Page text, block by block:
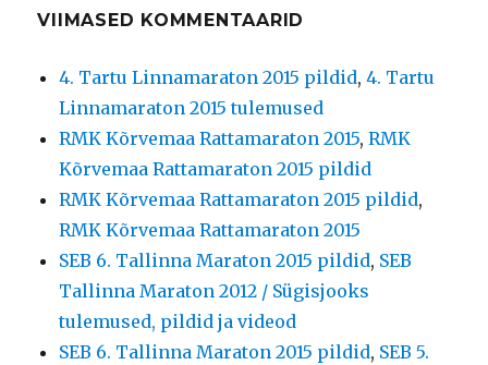
VIIMASED KOMMENTAARID
4. Tartu Linnamaraton 2015 pildid,4. Tartu
Linnamaraton 2015 tulemused
RMK Kõrvemaa Rattamaraton 2015,RMK
Kõrvemaa Rattamaraton 2015 pildid
RMK Kõrvemaa Rattamaraton 2015 pildid,
RMK Kõrvemaa Rattamaraton 2015
SEB 6. Tallinna Maraton 2015 pildid, SEB
Tallinna Maraton 2012 / Sügisjooks
tulemused, pildid ja videod
SEB 6. Tallinna Maraton 2015 pildid, SEB 5.